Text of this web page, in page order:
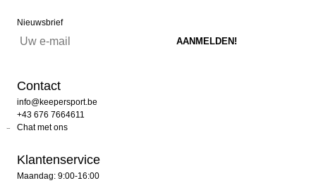
Nieuwsbrief
Contact
info@keepersport.be
+43 676 7664611
Chat met ons
Klantenservice
Maandag: 9:00-16:00